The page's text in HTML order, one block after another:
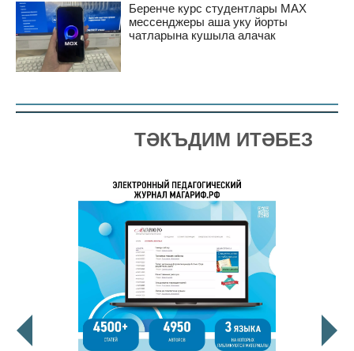
Беренче курс студентлары MAX
мессенджеры аша уку йорты
чатларына кушыла алачак
ТӘКЪДИМ ИТӘБЕЗ